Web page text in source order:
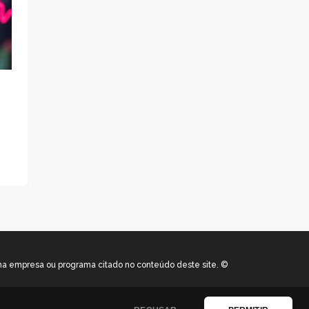
empresa ou programa citado no conteúdo deste site. ©